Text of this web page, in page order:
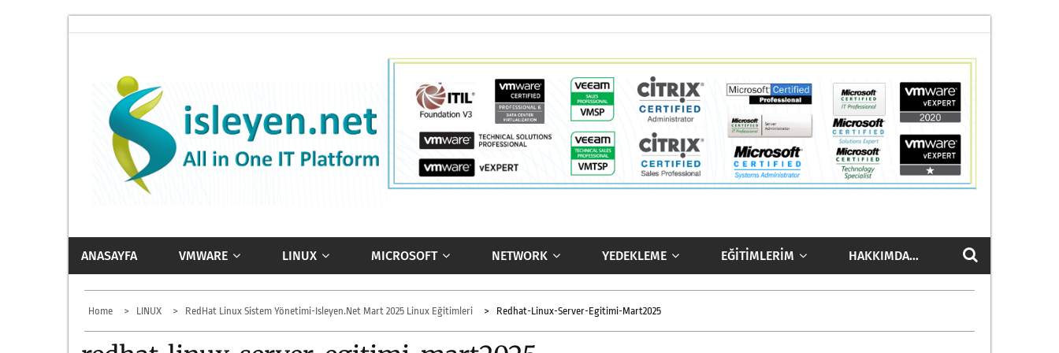
ISLEYEN.NET
All-in-One IT Platform
ANASAYFA VMWARE LINUX MICROSOFT NETWORK YEDEKLEME EĞITIMLERIM HAKKIMDA…
Home LINUX RedHat Linux Sistem Yönetimi-Isleyen.net Mart 2025 Linux Eğitimleri Redhat-Linux-Server-Egitimi-Mart2025